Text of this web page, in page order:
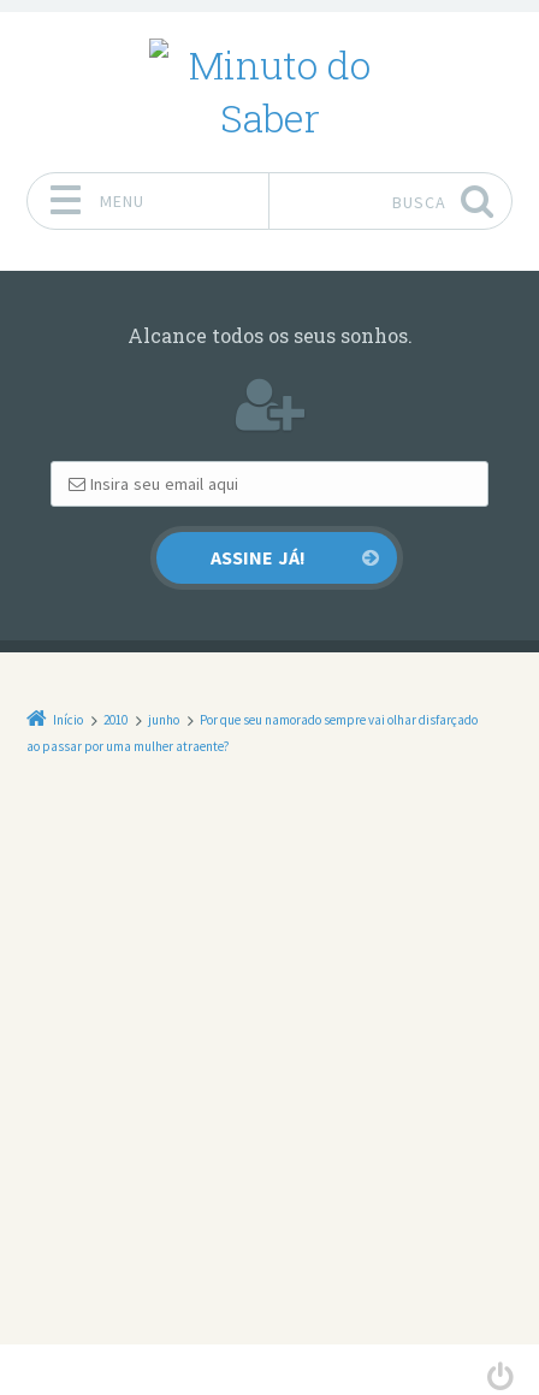
MENU BUSCA
Alcance todos os seus sonhos.
Início 2010 junho
Por que seu namorado sempre vai olhar disfarçado
ao passar por uma mulher atraente?